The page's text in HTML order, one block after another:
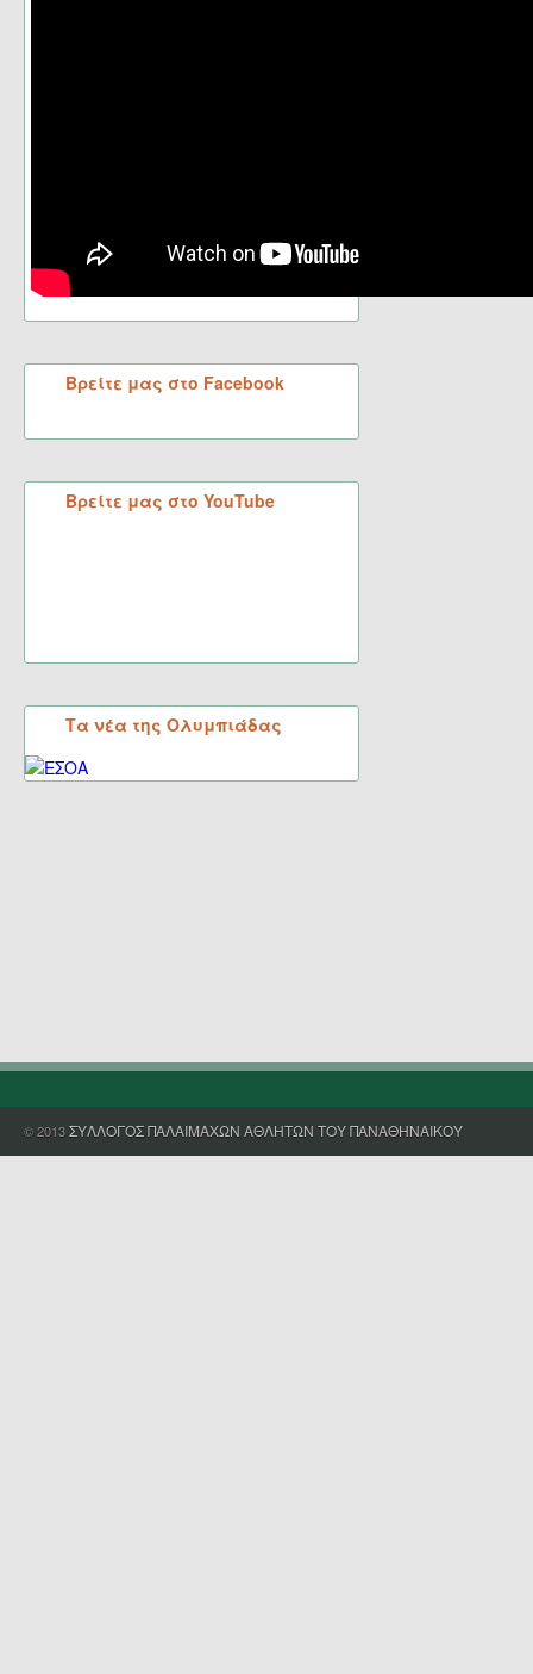
Βρείτε μας στο Facebook
Βρείτε μας στο YouTube
Τα νέα της Ολυμπιάδας
© 2013ΣΥΛΛΟΓΟΣ ΠΑΛΑΙΜΑΧΩΝ ΑΘΛΗΤΩΝ ΤΟΥ ΠΑΝΑΘΗΝΑΙΚΟΥ